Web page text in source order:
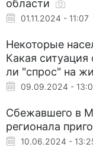
области
01.11.2024 - 11:07
Некоторые
Какая ситуация
ли "спрос" на
09.09.2024 -
Сбежавшего в
регионала
10.06.2024 -